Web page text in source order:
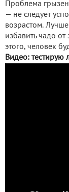
Проблема
— не следует
возрастом.
избавить чадо
этого, человек
Видео: тестирую